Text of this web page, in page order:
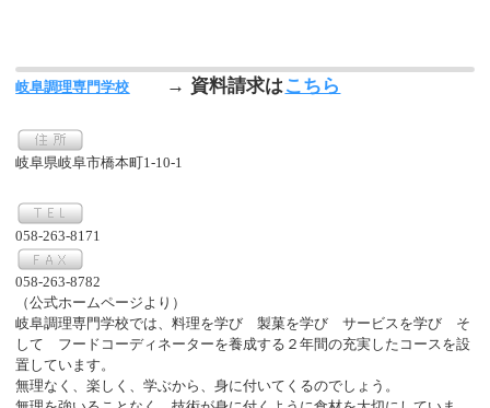
岐阜調理専門学校 → 資料請求はこちら
岐阜県岐阜市橋本町1-10-1
058-263-8171
058-263-8782
（公式ホームページより）
岐阜調理専門学校では、料理を学び 製菓を学び サービスを学び そ
して フードコーディネーターを養成する２年間の充実したコースを設
置しています。
無理なく、楽しく、学ぶから、身に付いてくるのでしょう。